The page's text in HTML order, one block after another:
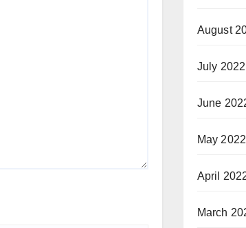
August
July 2022
June
May 2022
April
March